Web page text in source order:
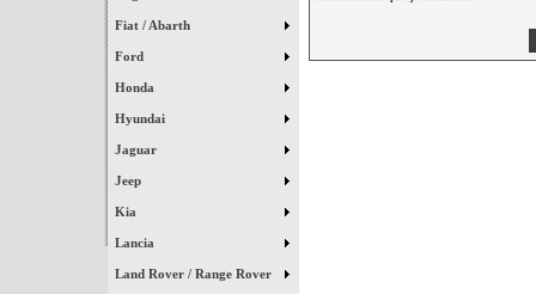
Fiat / Abarth
Ford
Honda
Hyundai
Jaguar
Jeep
Kia
Lancia
Land Rover / Range Rover